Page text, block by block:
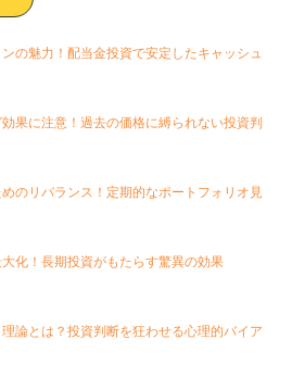
の魅力！配当金投資で安定したキャッシュ
果に注意！過去の価格に縛られない投資判
のリバランス！定期的なポートフォリオ見
化！長期投資がもたらす驚異の効果
論とは？投資判断を狂わせる心理的バイア